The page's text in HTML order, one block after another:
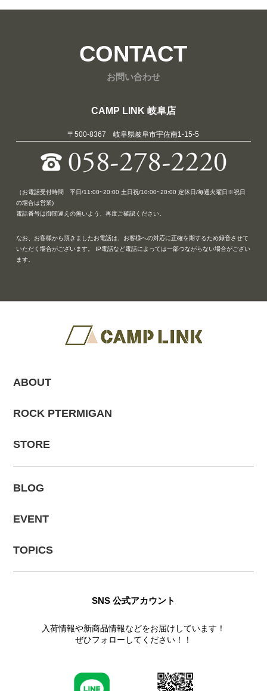
CONTACT
お問い合わせ
CAMP LINK 岐阜店
〒500-8367 岐阜県岐阜市宇佐南1-15-5
（お電話受付時間 平日/11:00~20:00 土日祝/10:00~20:00 定休日/毎週火曜日※祝日
の場合は営業)
電話番号は御間違えの無いよう、再度ご確認ください。
なお、お客様から頂きましたお電話は、お客様への対応に正確を期するため録音させて
いただく場合がございます。 IP電話など電話によっては一部つながらない場合がござい
ます。
ABOUT
ROCK PTERMIGAN
STORE
BLOG
EVENT
TOPICS
SNS 公式アカウント
入荷情報や新商品情報などをお届けしています！
ぜひフォローしてください！！